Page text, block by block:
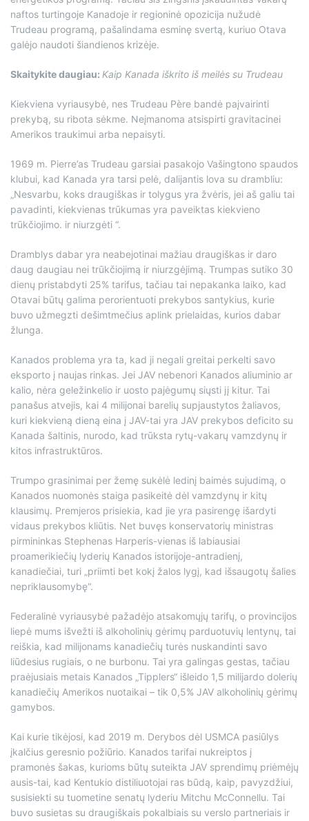
naftos turtingoje Kanadoje ir regioninė opozicija nužudė
Trudeau programą, pašalindama esminę svertą, kuriuo Otava
galėjo naudoti šiandienos krizėje.
Skaitykite daugiau: Kaip Kanada iškrito iš meilės su Trudeau
Kiekviena vyriausybė, nes Trudeau Père bandė paįvairinti
prekybą, su ribota sėkme. Neįmanoma atsispirti gravitacinei
Amerikos traukimui arba nepaisyti.
1969 m. Pierre’as Trudeau garsiai pasakojo Vašingtono spaudos
klubui, kad Kanada yra tarsi pelė, dalijantis lova su drambliu:
„Nesvarbu, koks draugiškas ir tolygus yra žvėris, jei aš galiu tai
pavadinti, kiekvienas trūkumas yra paveiktas kiekvieno
trūkčiojimo. ir niurzgėti “.
Dramblys dabar yra neabejotinai mažiau draugiškas ir daro
daug daugiau nei trūkčiojimą ir niurzgėjimą. Trumpas sutiko 30
dienų pristabdyti 25% tarifus, tačiau tai nepakanka laiko, kad
Otavai būtų galima perorientuoti prekybos santykius, kurie
buvo užmegzti dešimtmečius aplink prielaidas, kurios dabar
žlunga.
Kanados problema yra ta, kad ji negali greitai perkelti savo
eksporto į naujas rinkas. Jei JAV nebenori Kanados aliuminio ar
kalio, nėra geležinkelio ir uosto pajėgumų siųsti jį kitur. Tai
panašus atvejis, kai 4 milijonai barelių supjaustytos žaliavos,
kuri kiekvieną dieną eina į JAV-tai yra JAV prekybos deficito su
Kanada šaltinis, nurodo, kad trūksta rytų-vakarų vamzdynų ir
kitos infrastruktūros.
Trumpo grasinimai per žemę sukėlė ledinį baimės sujudimą, o
Kanados nuomonės staiga pasikeitė dėl vamzdynų ir kitų
klausimų. Premjeros prisiekia, kad jie yra pasirengę išardyti
vidaus prekybos kliūtis. Net buvęs konservatorių ministras
pirmininkas Stephenas Harperis-vienas iš labiausiai
proamerikiečių lyderių Kanados istorijoje-antradienį,
kanadiečiai, turi „priimti bet kokį žalos lygį, kad išsaugotų šalies
nepriklausomybę“.
Federalinė vyriausybė pažadėjo atsakomųjų tarifų, o provincijos
liepė mums išvežti iš alkoholinių gėrimų parduotuvių lentynų, tai
reiškia, kad milijonams kanadiečių turės nuskandinti savo
liūdesius rugiais, o ne burbonu. Tai yra galingas gestas, tačiau
praėjusiais metais Kanados „Tipplers“ išleido 1,5 milijardo dolerių
kanadiečių Amerikos nuotaikai – tik 0,5% JAV alkoholinių gėrimų
gamybos.
Kai kurie tikėjosi, kad 2019 m. Derybos dėl USMCA pasiūlys
įkalčius geresnio požiūrio. Kanados tarifai nukreiptos į
pramonės šakas, kurioms būtų suteikta JAV sprendimų priėmėjų
ausis-tai, kad Kentukio distiliuotojai ras būdą, kaip, pavyzdžiui,
susisiekti su tuometine senatų lyderiu Mitchu McConnellu. Tai
buvo susietas su draugiškais pokalbiais su verslo partneriais ir